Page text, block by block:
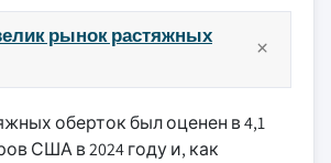
рынок растяжных
оберток был оценен в 4,1
США в 2024 году и, как